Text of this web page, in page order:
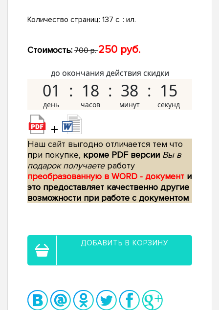
Количество страниц: 137 с. : ил.
Стоимость: 700 р.250 руб.
до окончания действия скидки
01 18 38 14
+
Наш сайт выгодно отличается тем что
при покупке, кроме PDF версии Вы в
подарок получаетеработу
преобразованную в WORD - документ и
это предоставляет качественно другие
возможности при работе с документом
ДОБАВИТЬ В КОРЗИНУ